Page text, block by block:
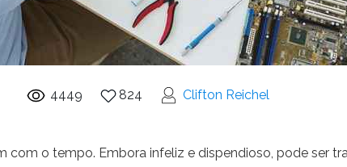
4449 824 Clifton Reichel
com o tempo. Embora infeliz e dispendioso, pode ser